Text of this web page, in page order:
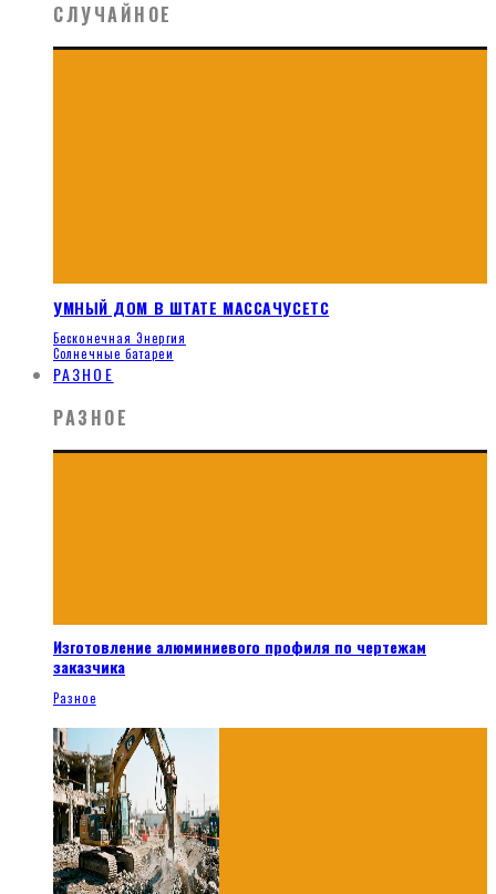
СЛУЧАЙНОЕ
УМНЫЙ ДОМ В ШТАТЕ МАССАЧУСЕТС
Бесконечная Энергия
Солнечные батареи
РАЗНОЕ
РАЗНОЕ
Изготовление алюминиевого профиля по чертежам
заказчика
Разное